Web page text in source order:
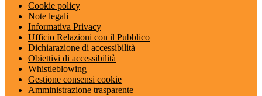
Cookie policy
Note legali
Informativa Privacy
Ufficio Relazioni con il Pubblico
Dichiarazione di accessibilità
Obiettivi di accessibilità
Whistleblowing
Gestione consensi cookie
Amministrazione trasparente